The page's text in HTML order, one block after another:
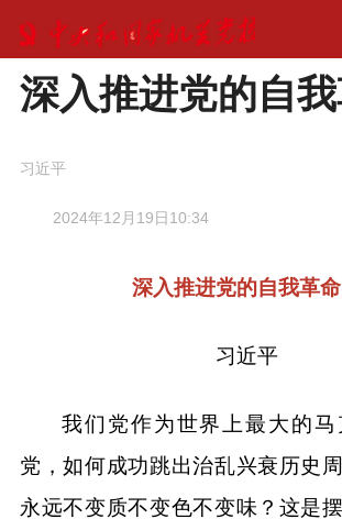
深入推进党的自
习近平
2024年12月19日10:34
深入推进党的自我革
习近平
我们党作为世界上最大的
党，如何成功跳出治乱兴衰历史
永远不变质不变色不变味？这是